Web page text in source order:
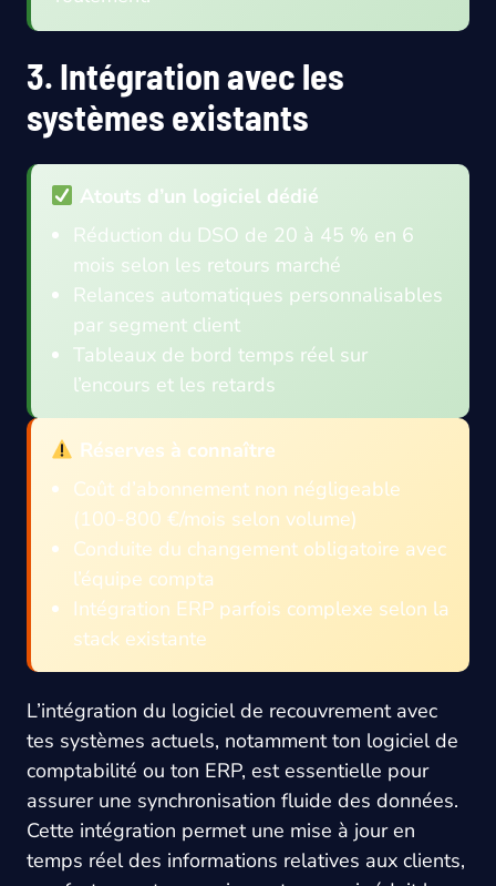
3. Intégration avec les
systèmes existants
Atouts d’un logiciel dédié
Réduction du DSO de 20 à 45 % en 6
mois selon les retours marché
Relances automatiques personnalisables
par segment client
Tableaux de bord temps réel sur
l’encours et les retards
Réserves à connaître
Coût d’abonnement non négligeable
(100-800 €/mois selon volume)
Conduite du changement obligatoire avec
l’équipe compta
Intégration ERP parfois complexe selon la
stack existante
L’intégration du logiciel de recouvrement avec
tes systèmes actuels, notamment ton logiciel de
comptabilité ou ton ERP, est essentielle pour
assurer une synchronisation fluide des données.
Cette intégration permet une mise à jour en
temps réel des informations relatives aux clients,